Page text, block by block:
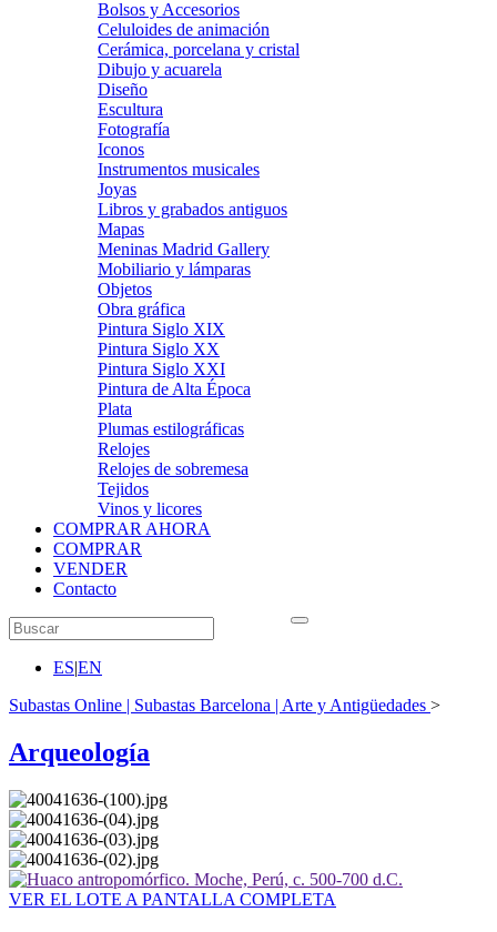
Bolsos y Accesorios
Celuloides de animación
Cerámica, porcelana y cristal
Dibujo y acuarela
Diseño
Escultura
Fotografía
Iconos
Instrumentos musicales
Joyas
Libros y grabados antiguos
Mapas
Meninas Madrid Gallery
Mobiliario y lámparas
Objetos
Obra gráfica
Pintura Siglo XIX
Pintura Siglo XX
Pintura Siglo XXI
Pintura de Alta Época
Plata
Plumas estilográficas
Relojes
Relojes de sobremesa
Tejidos
Vinos y licores
COMPRAR AHORA
COMPRAR
VENDER
Contacto
ES|EN
Subastas Online | Subastas Barcelona | Arte y Antigüedades >
Arqueología
VER EL LOTE A PANTALLA COMPLETA